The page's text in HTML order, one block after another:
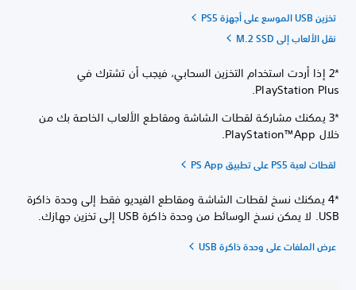
تخزين USB الموسع على أجهزة PS5
نقل الألعاب إلى M.2 SSD
*2 إذا أردت استخدام التخزين السحابي، فيجب أن تشترك في
PlayStation Plus.
*3 يمكنك مشاركة لقطات الشاشة ومقاطع الألعاب الخاصة بك من
خلال PlayStation™App.
لقطات لعبة PS5 على تطبيق PS App
*4 يمكنك نسخ لقطات الشاشة ومقاطع الفيديو فقط إلى وحدة ذاكرة
USB. لا يمكن نسخ الوسائط من وحدة ذاكرة USB إلى تخزين جهازك.
عرض الملفات على وحدة ذاكرة USB